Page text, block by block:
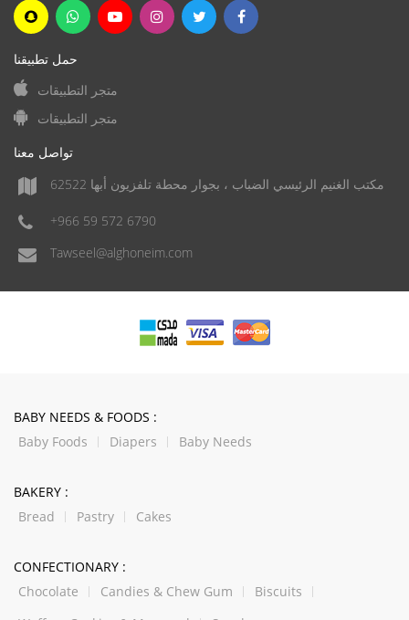
حمل تطبيقنا
متجر التطبيقات
متجر التطبيقات
تواصل معنا
مكتب الغنيم الرئيسي الضباب ، بجوار محطة تلفزيون أبها 62522
+966 59 572 6790
Tawseel@alghoneim.com
BABY NEEDS & FOODS :
Baby Foods
Diapers Baby Needs
BAKERY :
Bread
Pastry Cakes
CONFECTIONARY :
Chocolate
Candies & Chew Gum
Biscuits